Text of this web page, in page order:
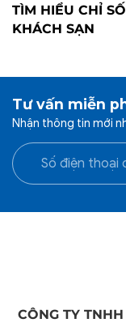
TÌM HIỂU CHỈ
KHÁCH SẠN
Tư vấn miễn
Nhận thông tin mới
CÔNG TY